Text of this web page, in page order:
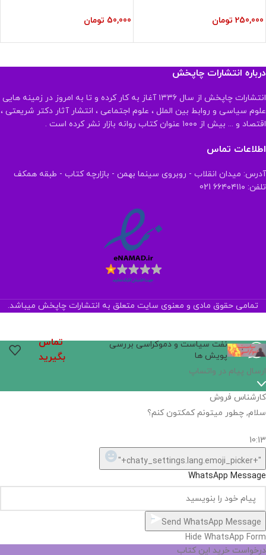
250,000 تومان 50,000 تومان
درباره انتشارات چاپخش
انتشارات چاپخش از سال ۱۳۳۶ آغاز به کار کرده و تا به امروز در زمینه هایی
علوم سیاسی و روابط بین الملل ، علوم اجتماعی ، انتشار آثار دکتر شریعتی ،
اقتصاد و ... بیش از ۱۰۰۰ عنوان کتاب روانه بازار نشر کرده است .
اطلاعات تماس
آدرس: میدان انقلاب - روبروی سینما بهمن - بازارچه کتاب - طبقه همکف
تلفن: ۶۶۴۰۴۱۱۰ 021
تمامی حقوق مادی و معنوی سایت متعلق به انتشارات چاپخش میباشد.
نفت سیاست و دموکراسی بررسی
پویش ها
تماس
بگیرید
ارسال پیام در واتساپ
کارشناس فروش
سلام, چطور میتونم کمکتون کنم؟
10:13
"+chaty_settings.lang.emoji_picker+"
WhatsApp Message
Send WhatsApp Message
Hide WhatsApp Form
درخواست خرید این کتاب